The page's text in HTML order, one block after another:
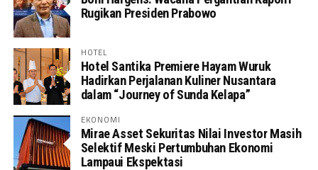
Rugikan Presiden Prabowo
HOTEL
Hotel Santika Premiere Hayam Wuruk
Hadirkan Perjalanan Kuliner Nusantara
dalam “Journey of Sunda Kelapa”
EKONOMI
Mirae Asset Sekuritas Nilai Investor Masih
Selektif Meski Pertumbuhan Ekonomi
Lampaui Ekspektasi